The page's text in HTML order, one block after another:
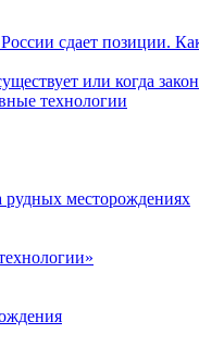
сдает позиции.
или когда
технологии
рудных месторождениях